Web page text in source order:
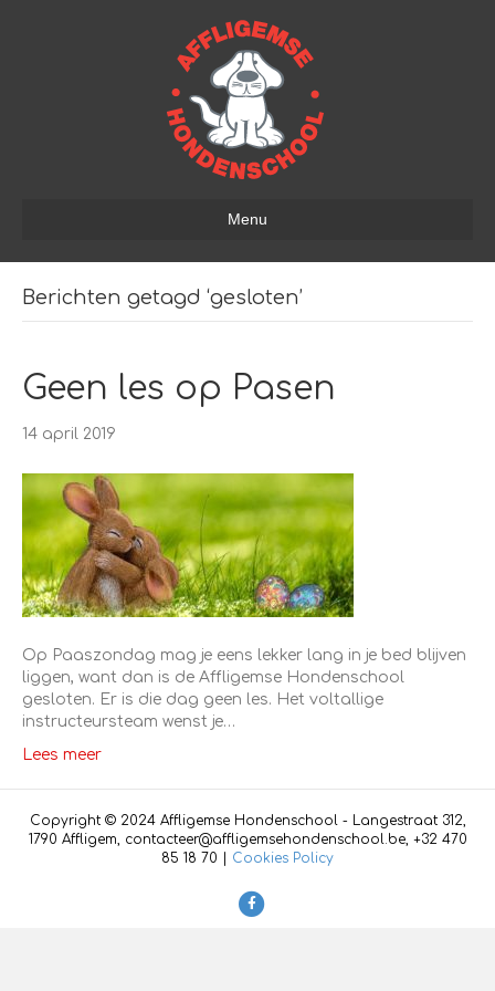
Menu
Berichten getagd ‘gesloten’
Geen les op Pasen
14 april 2019
Op Paaszondag mag je eens lekker lang in je bed blijven
liggen, want dan is de Affligemse Hondenschool
gesloten. Er is die dag geen les. Het voltallige
instructeursteam wenst je…
Lees meer
Copyright © 2024 Affligemse Hondenschool - Langestraat 312,
1790 Affligem, contacteer@affligemsehondenschool.be, +32 470
85 18 70 | Cookies Policy
F